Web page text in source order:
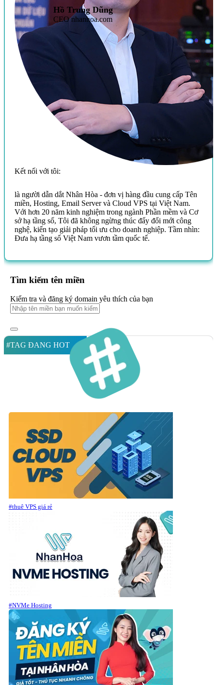
Hồ Trung Dũng
CEO nhanhoa.com
Kết nối với tôi:
là người dẫn dắt Nhân Hòa - đơn vị hàng đầu cung cấp Tên
miền, Hosting, Email Server và Cloud VPS tại Việt Nam.
Với hơn 20 năm kinh nghiệm trong ngành Phần mềm và Cơ
sở hạ tầng số, Tôi đã không ngừng thúc đẩy đổi mới công
nghệ, kiến tạo giải pháp tối ưu cho doanh nghiệp. Tầm nhìn:
Đưa hạ tầng số Việt Nam vươn tầm quốc tế.
Tìm kiếm tên miền
Kiểm tra và đăng ký domain yêu thích của bạn
#TAG ĐANG HOT
#thuê VPS giá rẻ
#NVMe Hosting